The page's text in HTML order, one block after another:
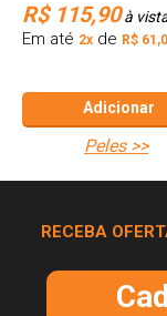
R$ 115,90à
Em até 2x de R$
Adicionar
peles >>
RECEBA